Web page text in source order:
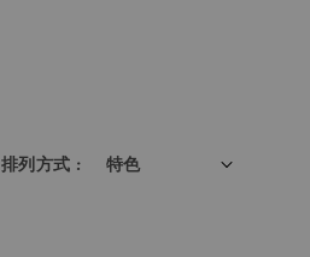
排列方式 :